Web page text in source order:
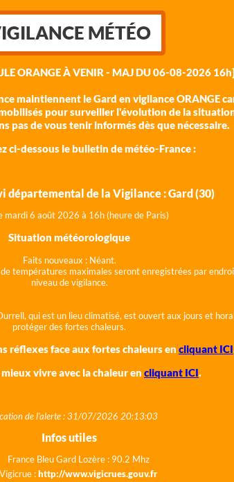
MÉTÉO
ORANGE À VENIR - MAJ DU 06-08-2026 16h]
maintiennent le Gard en vigilance ORANGE
pour surveiller l'évolution de la
pas de vous tenir informés dès que nécessaire.
ci-dessous le bulletin de météo-France :
départemental de la Vigilance : Gard (30)
mardi 6 août 2026 à 16h (heure de Paris)
Situation météorologique
Faits nouveaux : Néant.
températures maximales seront enregistrées par
niveau de vigilance.
qui est un lieu climatisé, est ouvert aux jours et
protéger des fortes chaleurs.
réflexes face aux fortes chaleurs en cliquant ICI
vivre avec la chaleur en cliquant ICI.
de l'alerte : 31/07/2026 20:13:03
Infos utiles
France Bleu Gard Lozère : 90.2 Mhz
Vigicrue :http://www.vigicrues.gouv.fr